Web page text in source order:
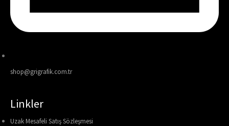
shop@grigrafik.com.tr
Linkler
Uzak Mesafeli Satış Sözleşmesi